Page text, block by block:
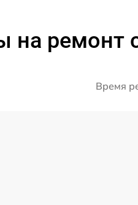
на ремонт
Время